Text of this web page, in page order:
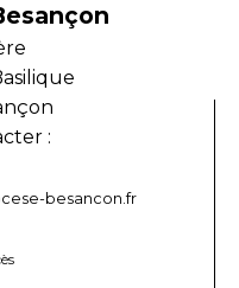
:
besancon.fr